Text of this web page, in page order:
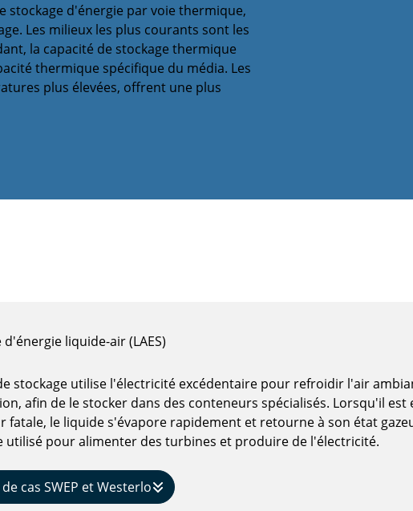
stockage d'énergie par voie thermique,
Les milieux les plus courants sont les
la capacité de stockage thermique
thermique spécifique du média. Les
plus élevées, offrent une plus
d'énergie liquide-air (LAES)
stockage utilise l'électricité excédentaire pour refroidir l'air
afin de le stocker dans des conteneurs spécialisés. Lorsqu'il
fatale, le liquide s'évapore rapidement et retourne à son état
utilisé pour alimenter des turbines et produire de l'électricité.
cas SWEP et Westerlo